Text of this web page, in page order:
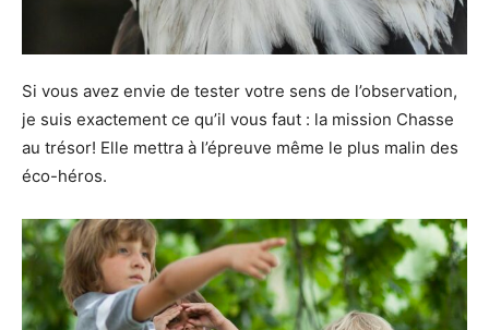
Si vous avez envie de tester votre sens de l’observation,
je suis exactement ce qu’il vous faut : la mission Chasse
au trésor! Elle mettra à l’épreuve même le plus malin des
éco-héros.